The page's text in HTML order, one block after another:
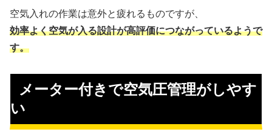
空気入れの作業は意外と疲れるものですが、
効率よく空気が入る設計が高評価につながっているようで
す。
い